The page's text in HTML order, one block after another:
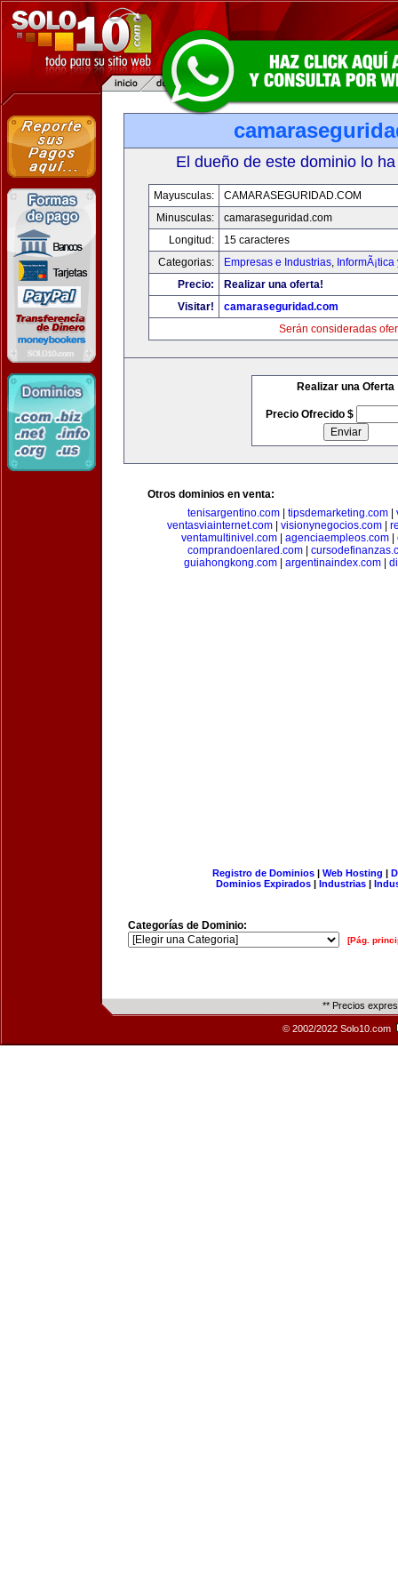
El dueño de este dominio lo
Mayusculas:
CAMARASEGURIDAD.COM
Minusculas:
camaraseguridad.com
Longitud:
15 caracteres
Categorias:
Empresas e Industrias,
Precio:
Realizar una oferta!
Visitar!
camaraseguridad.com
Serán consideradas
Realizar una Oferta
Precio Ofrecido $
Otros dominios en venta:
tenisargentino.com
tipsdemarketing.com
ventasviainternet.com
visionynegocios.com
ventamultinivel.com| agenciaempleos.com|
comprandoenlared.com|
guiahongkong.com| argentinaindex.com|
Registro de Dominios| Web Hosting |
Dominios Expirados | Industrias |
Categorías de Dominio:
[Pág.
** Precios
© 2002/2022 Solo10.com